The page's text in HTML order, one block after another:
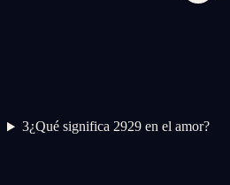
3¿Qué significa 2929 en el amor?